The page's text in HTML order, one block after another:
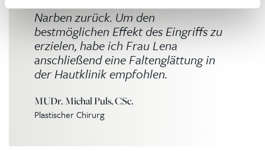
Narben zurück. Um den
bestmöglichen Effekt des Eingriffs zu
erzielen, habe ich Frau Lena
anschließend eine Faltenglättung in
der Hautklinik empfohlen.
MUDr. Michal Puls, CSc.
Plastischer Chirurg